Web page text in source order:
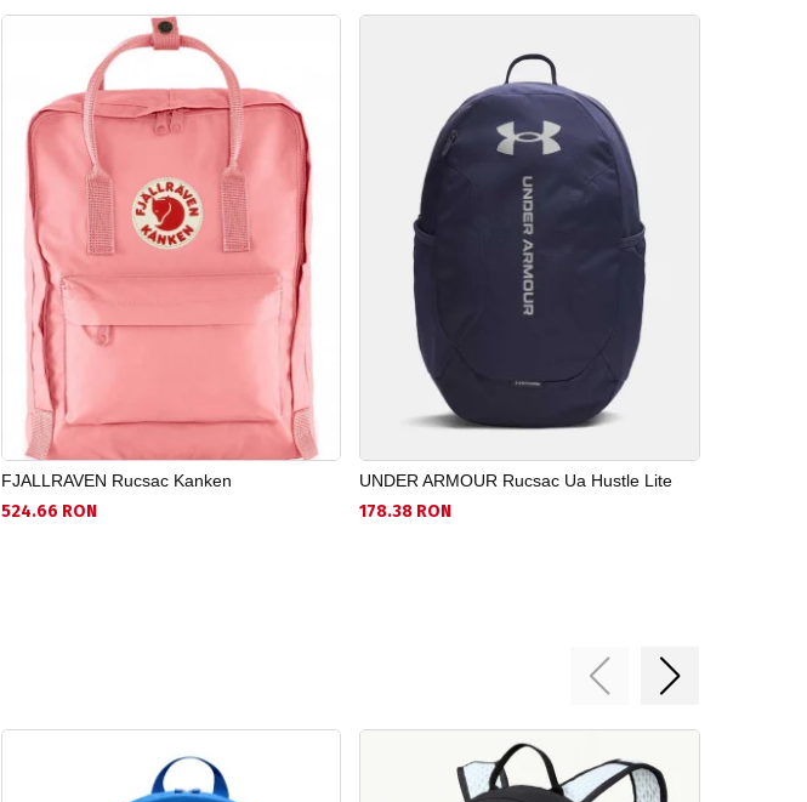
FJALLRAVEN Rucsac Kanken
524.66 RON
UNDER ARMOUR Rucsac Ua Hustle Lite
178.38 RON